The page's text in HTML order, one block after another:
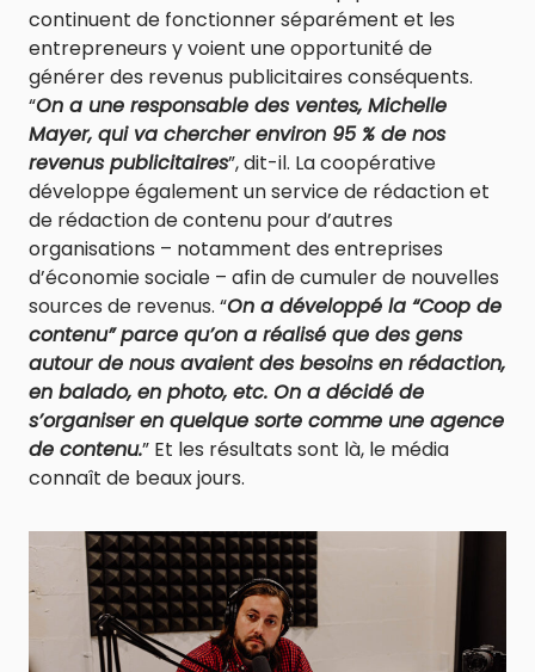
continuent de fonctionner séparément et les
entrepreneurs y voient une opportunité de
générer des revenus publicitaires conséquents.
“On a une responsable des ventes, Michelle
Mayer, qui va chercher environ 95 % de nos
revenus publicitaires”, dit-il. La coopérative
développe également un service de rédaction et
de rédaction de contenu pour d’autres
organisations – notamment des entreprises
d’économie sociale – afin de cumuler de nouvelles
sources de revenus. “On a développé la “Coop de
contenu” parce qu’on a réalisé que des gens
autour de nous avaient des besoins en rédaction,
en balado, en photo, etc. On a décidé de
s’organiser en quelque sorte comme une agence
de contenu.” Et les résultats sont là, le média
connaît de beaux jours.